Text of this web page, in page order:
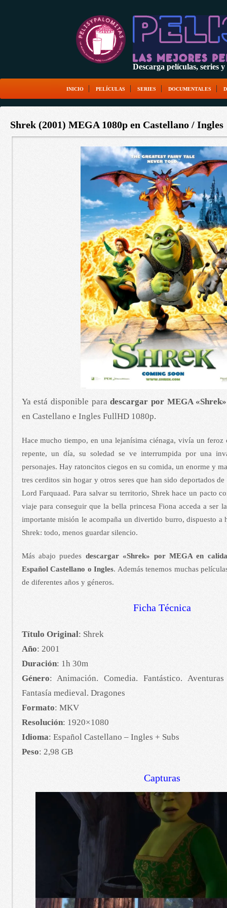
Descarga películas, series
INICIO PELÍCULAS SERIES DOCUMENTALES
Shrek (2001) MEGA 1080p en Castellano / Ingles
Ya está disponible paradescargar por MEGA
en Castellano e Ingles FullHD 1080p.
Hace mucho tiempo, en una lejanísima ciénaga, vivía un feroz
repente, un día, su soledad se ve interrumpida por una
personajes. Hay ratoncitos ciegos en su comida, un enorme y
tres cerditos sin hogar y otros seres que han sido deportados
Lord Farquaad. Para salvar su territorio, Shrek hace un pacto
viaje para conseguir que la bella princesa Fiona acceda a ser
importante misión le acompaña un divertido burro, dispuesto a
Shrek: todo, menos guardar silencio.
Más abajo puedes descargar «Shrek» por MEGA en
Español Castellano o Ingles. Además tenemos muchas
de diferentes años y géneros.
Ficha Técnica
Título Original: Shrek
Año: 2001
Duración: 1h 30m
Género: Animación. Comedia. Fantástico.
Fantasía medieval. Dragones
Formato: MKV
Resolución: 1920×1080
Idioma: Español Castellano – Ingles + Subs
Peso: 2,98 GB
Capturas